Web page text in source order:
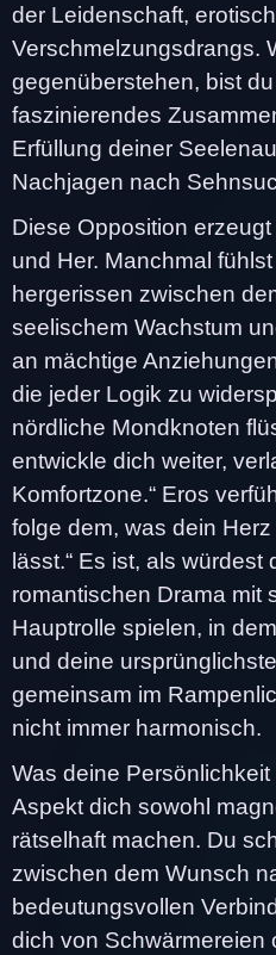
der Leidenschaft,
Verschmelzungsdrangs.
gegenüberstehen, bist
faszinierendes
Erfüllung deiner
Nachjagen nach
Diese Opposition
und Her. Manchmal
hergerissen zwischen
seelischem Wachstum
an mächtige
die jeder Logik zu
nördliche Mondknoten
entwickle dich weiter,
Komfortzone.“ Eros
folge dem, was dein
lässt.“ Es ist, als
romantischen Drama mit
Hauptrolle spielen, in
und deine
gemeinsam im
nicht immer harmonisch.
Was deine
Aspekt dich sowohl
rätselhaft machen. Du
zwischen dem Wunsch
bedeutungsvollen
dich von Schwärmereien